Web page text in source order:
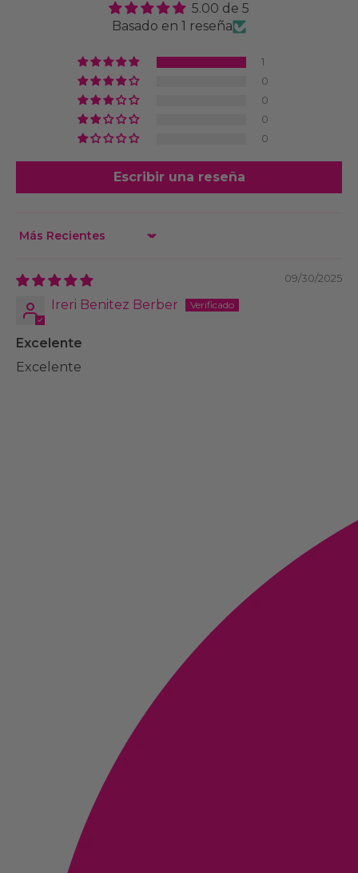
5.00 de 5
Basado en 1 reseña
1
0
0
0
0
Escribir una reseña
Sort by
09/30/2025
Ireri Benitez Berber
Excelente
Excelente